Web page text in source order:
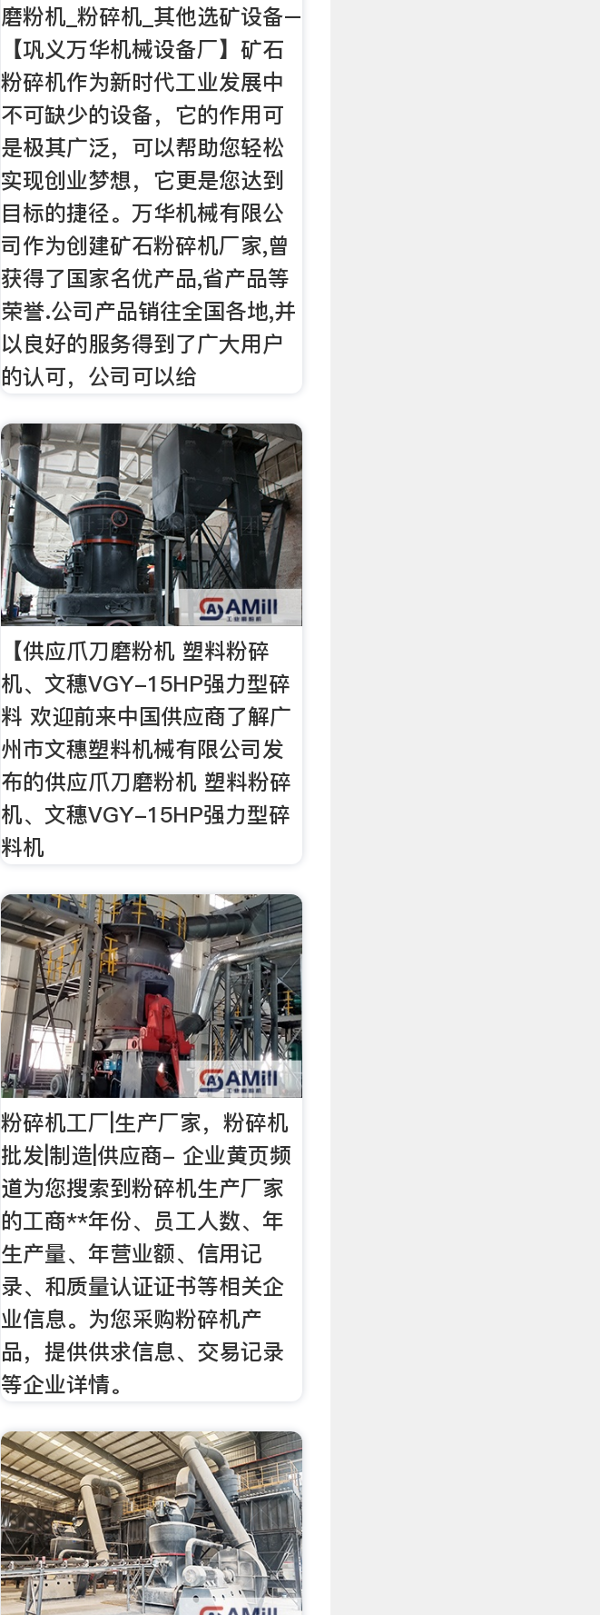
磨粉机_粉碎机_其他选矿设备–
【巩义万华机械设备厂】矿石
粉碎机作为新时代工业发展中
不可缺少的设备，它的作用可
是极其广泛，可以帮助您轻松
实现创业梦想，它更是您达到
目标的捷径。万华机械有限公
司作为创建矿石粉碎机厂家,曾
获得了国家名优产品,省产品等
荣誉.公司产品销往全国各地,并
以良好的服务得到了广大用户
的认可，公司可以给
【供应爪刀磨粉机 塑料粉碎
机、文穗VGY-15HP强力型碎
料 欢迎前来中国供应商了解广
州市文穗塑料机械有限公司发
布的供应爪刀磨粉机 塑料粉碎
机、文穗VGY-15HP强力型碎
料机
粉碎机工厂|生产厂家，粉碎机
批发|制造|供应商- 企业黄页频
道为您搜索到粉碎机生产厂家
的工商**年份、员工人数、年
生产量、年营业额、信用记
录、和质量认证证书等相关企
业信息。为您采购粉碎机产
品，提供供求信息、交易记录
等企业详情。